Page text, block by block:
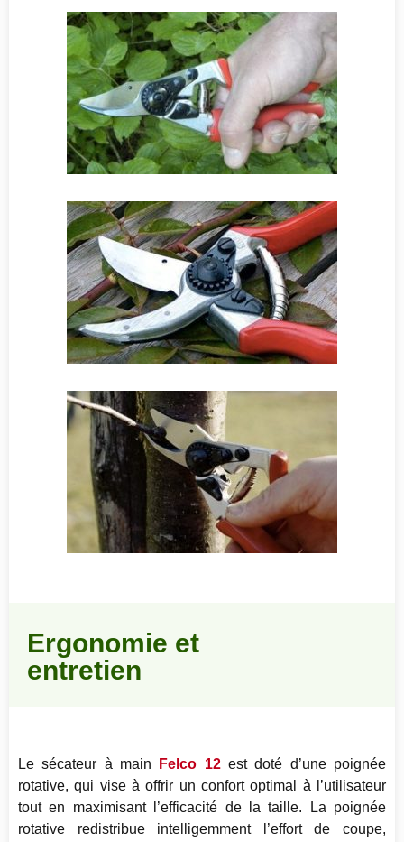
Ergonomie et
entretien
Le sécateur à main Felco 12est doté d’une poignée
rotative, qui vise à offrir un confort optimal à l’utilisateur
tout en maximisant l’efficacité de la taille. La poignée
rotative redistribue intelligemment l’effort de coupe,